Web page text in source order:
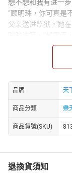
想不想和我有进一步
“顾明珠，你可真是
父亲送进监狱。她
你……”…………多年后
男人，拉扯了一下
霆深看着面前和自
压抑。顾明珠拉着
珠……”“我很想你。”
品牌 天
商品分類 樂
商品貨號(SKU)
退換貨須知